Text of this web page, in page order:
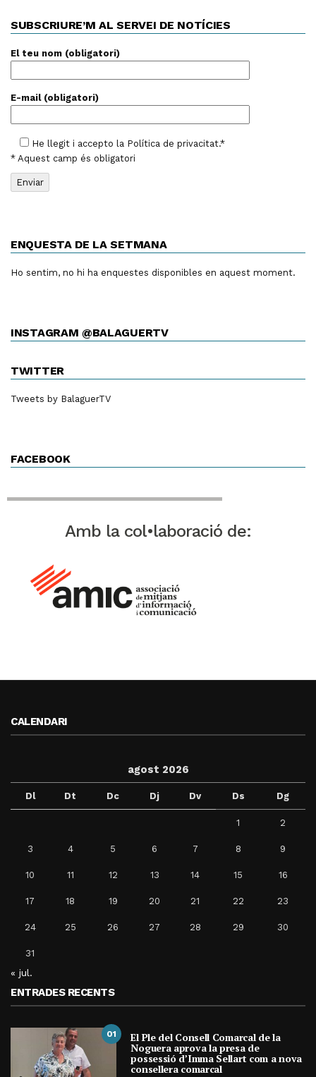
SUBSCRIURE’M AL SERVEI DE NOTÍCIES
El teu nom (obligatori)
E-mail (obligatori)
He llegit i accepto la Política de privacitat.*
* Aquest camp és obligatori
ENQUESTA DE LA SETMANA
Ho sentim, no hi ha enquestes disponibles en aquest moment.
INSTAGRAM @BALAGUERTV
TWITTER
Tweets by BalaguerTV
FACEBOOK
Amb la col•laboració de:
CALENDARI
agost 2026
Dl Dt Dc Dj Dv Ds Dg
1 2
3 4 5 6 7 8 9
10 11 12 13 14 15 16
17 18 19 20 21 22 23
24 25 26 27 28 29 30
31
« jul.
ENTRADES RECENTS
01 El Ple del Consell Comarcal de la
Noguera aprova la presa de
possessió d’Imma Sellart com a nova
consellera comarcal